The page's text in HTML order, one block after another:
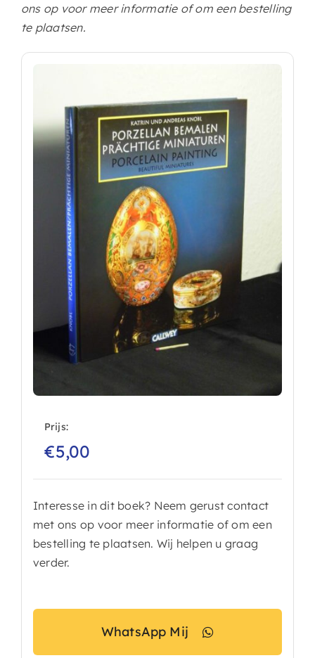
ons op voor meer informatie of om een bestelling
te plaatsen.
Prijs:
€5,00
Interesse in dit boek? Neem gerust contact
met ons op voor meer informatie of om een
bestelling te plaatsen. Wij helpen u graag
verder.
WhatsApp Mij